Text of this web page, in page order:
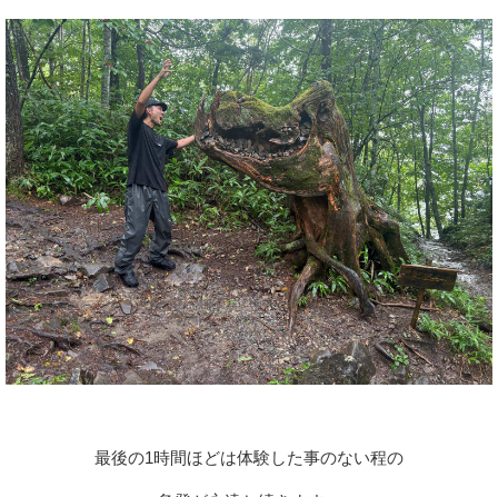
最後の1時間ほどは体験した事のない程の